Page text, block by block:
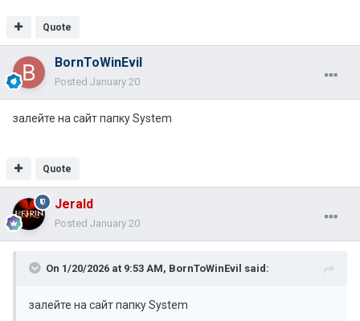
Quote
BornToWinEvil
Posted January 20
залейте на сайт папку System
Quote
Jerald
Posted January 20
On 1/20/2026 at 9:53 AM, BornToWinEvil said:
залейте на сайт папку System